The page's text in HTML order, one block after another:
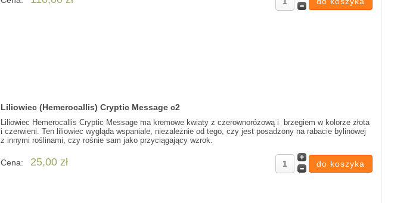
Liliowiec (Hemerocallis) Cryptic Message c2
Liliowiec Hemerocallis Cryptic Message ma kremowe kwiaty z czerownoróżową i brzegiem w kolorze złota
i czerwieni. Ten liliowiec wygląda wspaniale, niezależnie od tego, czy jest posadzony na rabacie bylinowej
z innymi roślinami, czy rośnie sam jako przyciągający wzrok.
Cena: 25,00 zł